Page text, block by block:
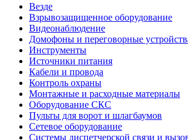
Везде
Взрывозащищенное оборудование
Видеонаблюдение
Домофоны и переговорные
Инструменты
Источники питания
Кабели и провода
Контроль охраны
Монтажные и расходные материалы
Оборудование СКС
Пульты для ворот и шлагбаумов
Сетевое оборудование
Системы диспетчерской связи и